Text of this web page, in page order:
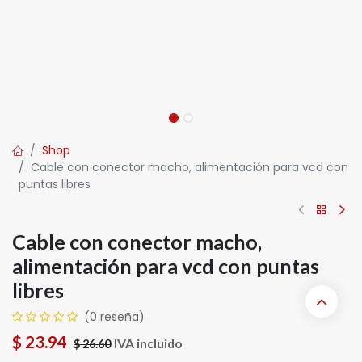
Shop
Cable con conector macho, alimentación para vcd con
puntas libres
Cable con conector macho,
alimentación para vcd con puntas
libres
(0 reseña)
$ 23.94 $26.60 IVA incluido